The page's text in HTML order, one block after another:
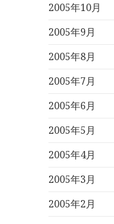
2005年10月
2005年9月
2005年8月
2005年7月
2005年6月
2005年5月
2005年4月
2005年3月
2005年2月